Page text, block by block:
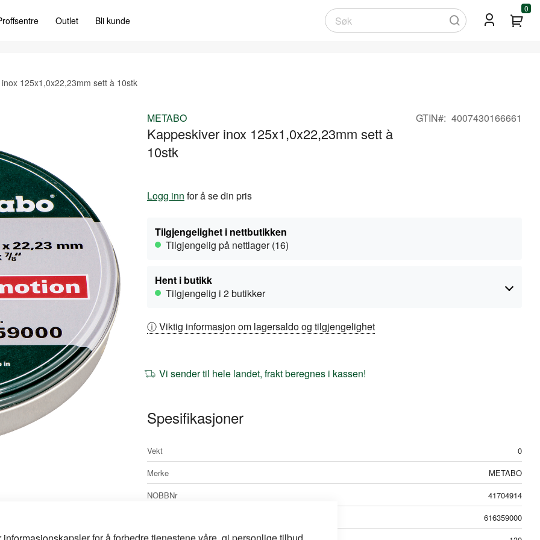
Outlet Bli kunde
Søk
0
125x1,0x22,23mm sett à 10stk
METABO
Kappeskiver inox 125x1,0x22,23mm sett à
10stk
GTIN 4007430166661
Logg inn for å se din pris
Tilgjengelighet i nettbutikken
Tilgjengelig på nettlager (16)
Hent i butikk
Tilgjengelig i 2 butikker
ⓘ Viktig informasjon om lagersaldo og tilgjengelighet
Vi sender til hele landet, frakt beregnes i kassen!
Spesifikasjoner
Mer
informasjon
Vekt
0
Merke
METABO
NOBBNr
41704914
616359000